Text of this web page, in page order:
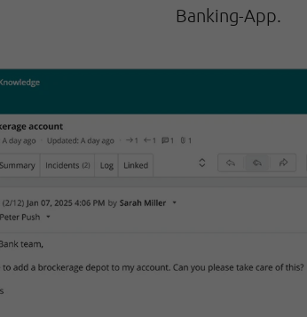
Banking-App.